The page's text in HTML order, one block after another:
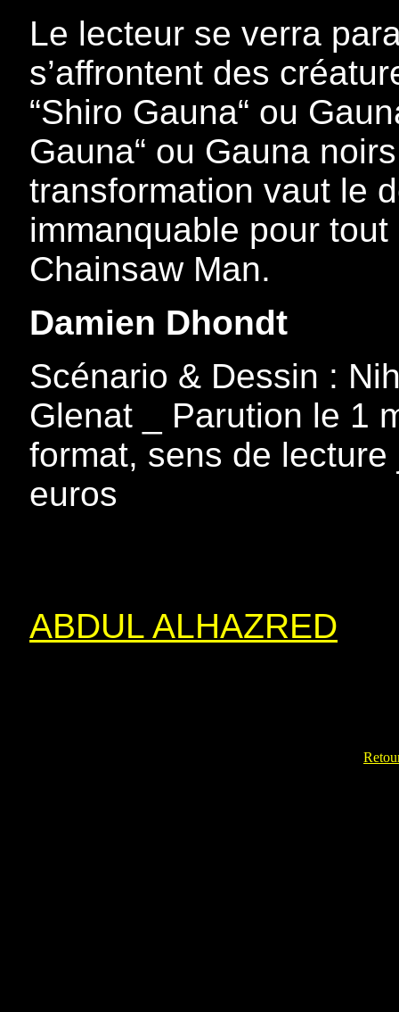
Le lecteur se verra
s’affrontent des
“Shiro Gauna“ ou
Gauna“ ou Gauna
transformation vaut le
immanquable pour
Chainsaw Man.
Damien Dhondt
Scénario & Dessin :
Glenat _ Parution le 1
format, sens de
euros
ABDUL ALHAZRED